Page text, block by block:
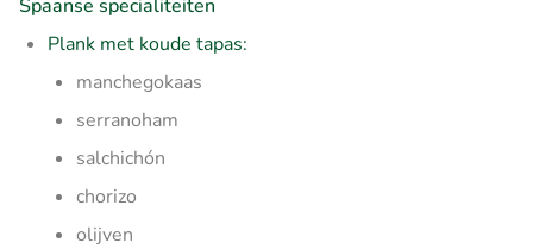
Spaanse specialiteiten
Plank met koude tapas:
manchegokaas
serranoham
salchichón
chorizo
olijven